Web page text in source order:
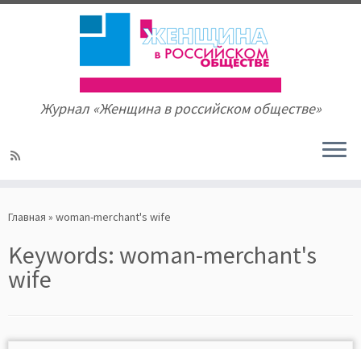
to
Журнал «Женщина в российском обществе»
Главная » woman-merchant's wife
Keywords: woman-merchant's
wife